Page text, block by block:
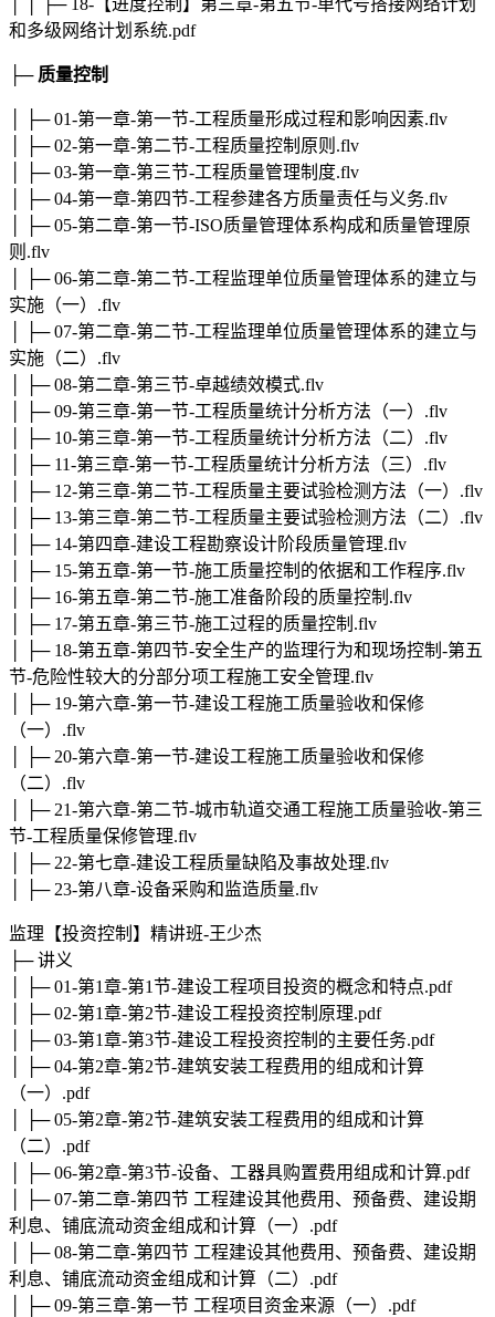
│ │ ├─ 18-【进度控制】第三章-第五节-单代号搭接网络计划
和多级网络计划系统.pdf
├─ 质量控制
│ ├─ 01-第一章-第一节-工程质量形成过程和影响因素.flv
│ ├─ 02-第一章-第二节-工程质量控制原则.flv
│ ├─ 03-第一章-第三节-工程质量管理制度.flv
│ ├─ 04-第一章-第四节-工程参建各方质量责任与义务.flv
│ ├─ 05-第二章-第一节-ISO质量管理体系构成和质量管理原
则.flv
│ ├─ 06-第二章-第二节-工程监理单位质量管理体系的建立与
实施（一）.flv
│ ├─ 07-第二章-第二节-工程监理单位质量管理体系的建立与
实施（二）.flv
│ ├─ 08-第二章-第三节-卓越绩效模式.flv
│ ├─ 09-第三章-第一节-工程质量统计分析方法（一）.flv
│ ├─ 10-第三章-第一节-工程质量统计分析方法（二）.flv
│ ├─ 11-第三章-第一节-工程质量统计分析方法（三）.flv
│ ├─ 12-第三章-第二节-工程质量主要试验检测方法（一）.flv
│ ├─ 13-第三章-第二节-工程质量主要试验检测方法（二）.flv
│ ├─ 14-第四章-建设工程勘察设计阶段质量管理.flv
│ ├─ 15-第五章-第一节-施工质量控制的依据和工作程序.flv
│ ├─ 16-第五章-第二节-施工准备阶段的质量控制.flv
│ ├─ 17-第五章-第三节-施工过程的质量控制.flv
│ ├─ 18-第五章-第四节-安全生产的监理行为和现场控制-第五
节-危险性较大的分部分项工程施工安全管理.flv
│ ├─ 19-第六章-第一节-建设工程施工质量验收和保修
（一）.flv
│ ├─ 20-第六章-第一节-建设工程施工质量验收和保修
（二）.flv
│ ├─ 21-第六章-第二节-城市轨道交通工程施工质量验收-第三
节-工程质量保修管理.flv
│ ├─ 22-第七章-建设工程质量缺陷及事故处理.flv
│ ├─ 23-第八章-设备采购和监造质量.flv
监理【投资控制】精讲班-王少杰
├─ 讲义
│ ├─ 01-第1章-第1节-建设工程项目投资的概念和特点.pdf
│ ├─ 02-第1章-第2节-建设工程投资控制原理.pdf
│ ├─ 03-第1章-第3节-建设工程投资控制的主要任务.pdf
│ ├─ 04-第2章-第2节-建筑安装工程费用的组成和计算
（一）.pdf
│ ├─ 05-第2章-第2节-建筑安装工程费用的组成和计算
（二）.pdf
│ ├─ 06-第2章-第3节-设备、工器具购置费用组成和计算.pdf
│ ├─ 07-第二章-第四节 工程建设其他费用、预备费、建设期
利息、铺底流动资金组成和计算（一）.pdf
│ ├─ 08-第二章-第四节 工程建设其他费用、预备费、建设期
利息、铺底流动资金组成和计算（二）.pdf
│ ├─ 09-第三章-第一节 工程项目资金来源（一）.pdf